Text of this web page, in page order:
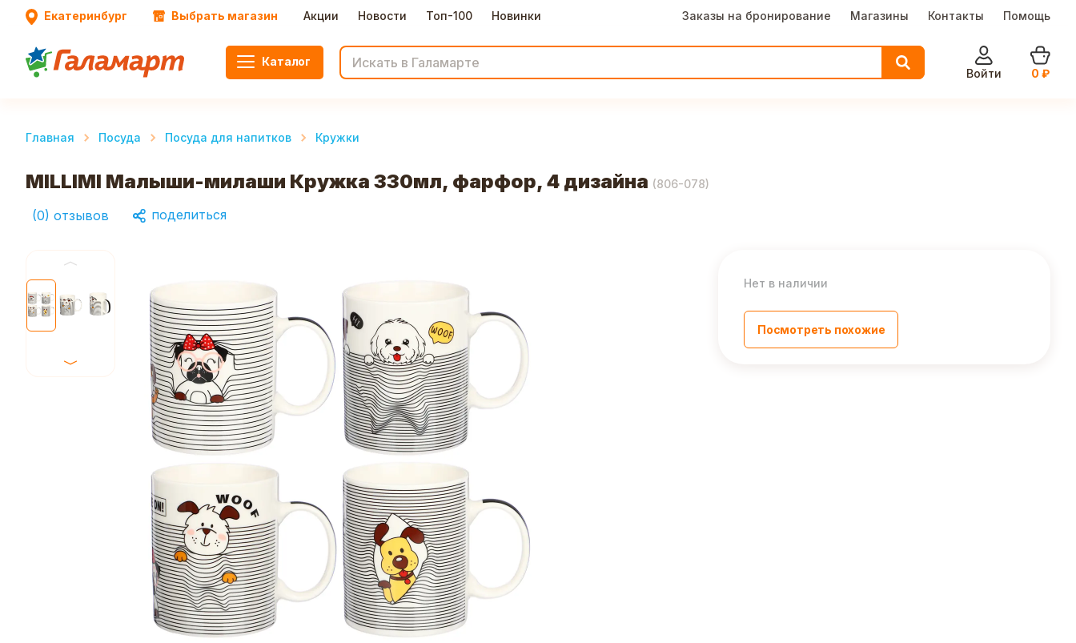
Екатеринбург Выбрать магазин Акции Новости Топ-100 Новинки Заказы на бронирование Магазины Контакты Помощь
Каталог
Войти
0 ₽
Главная Посуда Посуда для напитков Кружки
MILLIMI Малыши-милаши Кружка 330мл, фарфор, 4 дизайна (806-078)
(0) отзывов поделиться
Нет в наличии
Посмотреть похожие